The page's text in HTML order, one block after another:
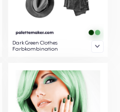
Dark Green Clothes
Farbkombination